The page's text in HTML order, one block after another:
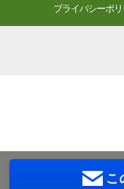
プライバシーポ
こ